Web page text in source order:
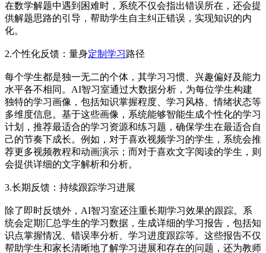
在数学解题中遇到困难时，系统不仅会指出错误所在，还会提
供解题思路的引导，帮助学生自主纠正错误，实现知识的内
化。
2.个性化反馈：量身定制学习路径
每个学生都是独一无二的个体，其学习习惯、兴趣偏好及能力
水平各不相同。AI智习室通过大数据分析，为每位学生构建
独特的学习画像，包括知识掌握程度、学习风格、情绪状态等
多维度信息。基于这些画像，系统能够智能生成个性化的学习
计划，推荐最适合的学习资源和练习题，确保学生在最适合自
己的节奏下成长。例如，对于喜欢视频学习的学生，系统会推
荐更多视频教程和动画演示；而对于喜欢文字阅读的学生，则
会提供详细的文字解析和分析。
3.长期反馈：持续跟踪学习进展
除了即时反馈外，AI智习室还注重长期学习效果的跟踪。系
统会定期汇总学生的学习数据，生成详细的学习报告，包括知
识点掌握情况、错误率分析、学习进度跟踪等。这些报告不仅
帮助学生和家长清晰地了解学习进展和存在的问题，还为教师